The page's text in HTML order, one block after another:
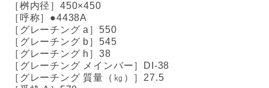
450×450
●4438A
550
545
38
DI-38
27.5